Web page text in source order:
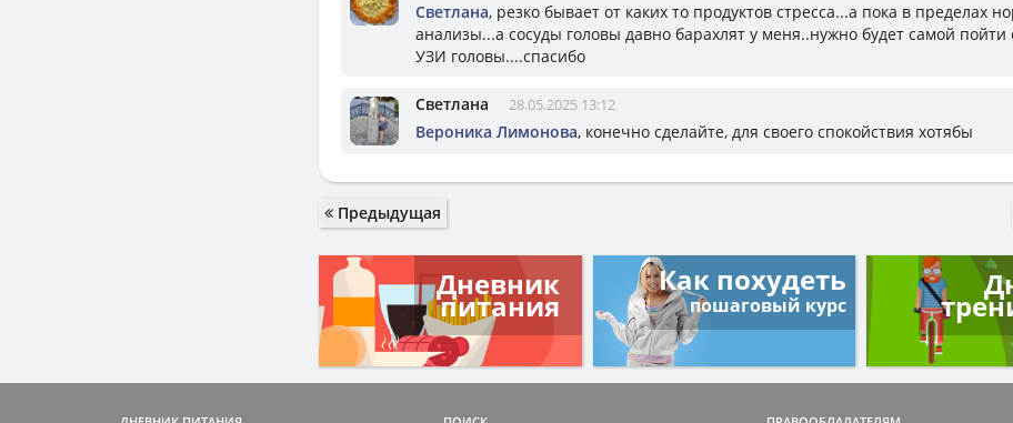
Светлана, резко бывает от каких то продуктов стресса...а пока в пределах
анализы...а сосуды головы давно барахлят у меня..нужно будет самой пойти
УЗИ головы....спасибо
Светлана 28.05.2025 13:12
Вероника Лимонова, конечно сделайте, для своего спокойствия хотябы
Предыдущая
Дневник
питания
Как похудеть
пошаговый курс